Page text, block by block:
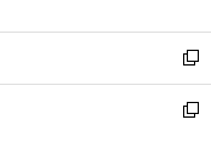
開
く
ウ
で
開
く
ン
ド
ウ
で
ウ
ィ
ン
ド
新
し
い
新